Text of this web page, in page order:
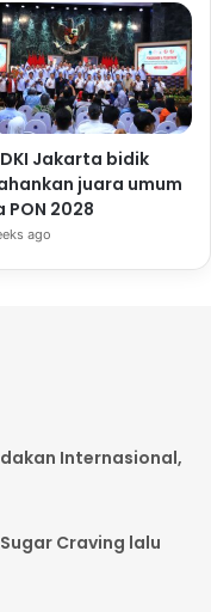
DKI Jakarta bidik
juara umum
PON 2028
ago
Internasional,
Craving lalu